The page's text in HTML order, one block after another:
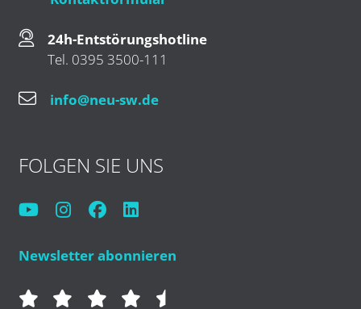
24h-Entstörungshotline
Tel. 0395 3500-111
info@neu-sw.de
FOLGEN SIE UNS
Newsletter abonnieren